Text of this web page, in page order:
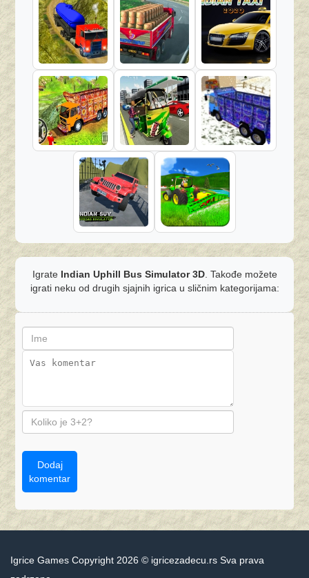
Igrate Indian Uphill Bus Simulator 3D. Takođe možete
igrati neku od drugih sjajnih igrica u sličnim kategorijama:
Dodaj
komentar
Igrice Games Copyright 2026 © igricezadecu.rs Sva prava